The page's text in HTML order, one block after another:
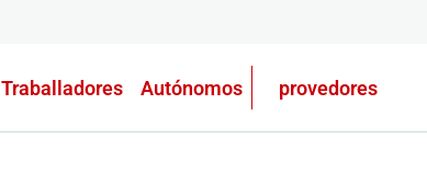
Traballadores Autónomos provedores